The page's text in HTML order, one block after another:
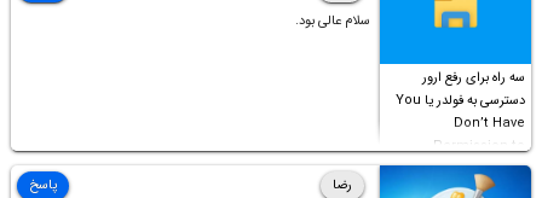
سه راه برای رفع ارور
دسترسی به فولدر یا You
Don’t Have
Permission to
Access this folder
سلام عالی بود.
رضا
پاسخ